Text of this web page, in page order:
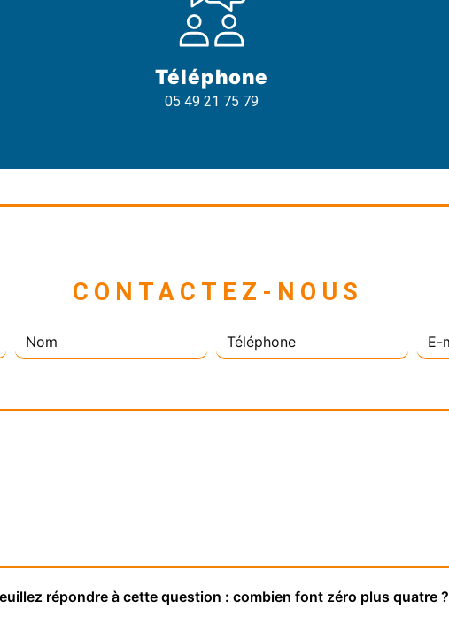
Téléphone
05 49 21 75 79
CONTACTEZ-NOUS
répondre à cette question : combien font zéro plus quatre ?